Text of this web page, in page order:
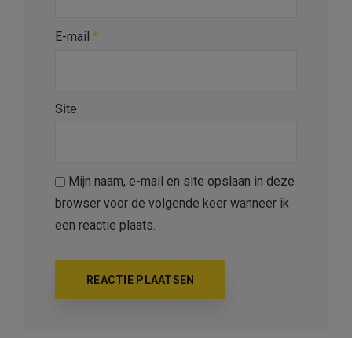
E-mail *
Site
Mijn naam, e-mail en site opslaan in deze
browser voor de volgende keer wanneer ik
een reactie plaats.